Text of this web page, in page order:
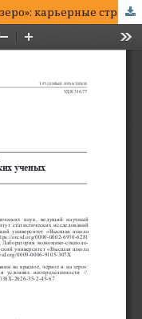
«Ставим на красное, черное и на зеро»: карьерные стратегии молодых российских ученых в условиях неопределенности